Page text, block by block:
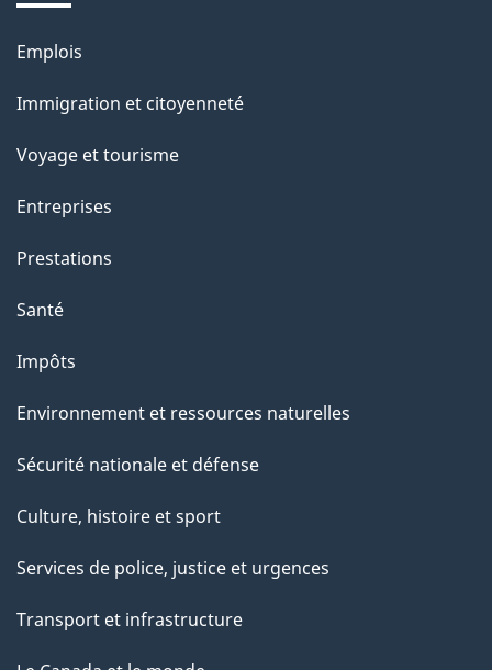
Thèmes
sujets
Emplois
Immigration et citoyenneté
Voyage et tourisme
Entreprises
Prestations
Santé
Impôts
Environnement et ressources naturelles
Sécurité nationale et défense
Culture, histoire et sport
Services de police, justice et urgences
Transport et infrastructure